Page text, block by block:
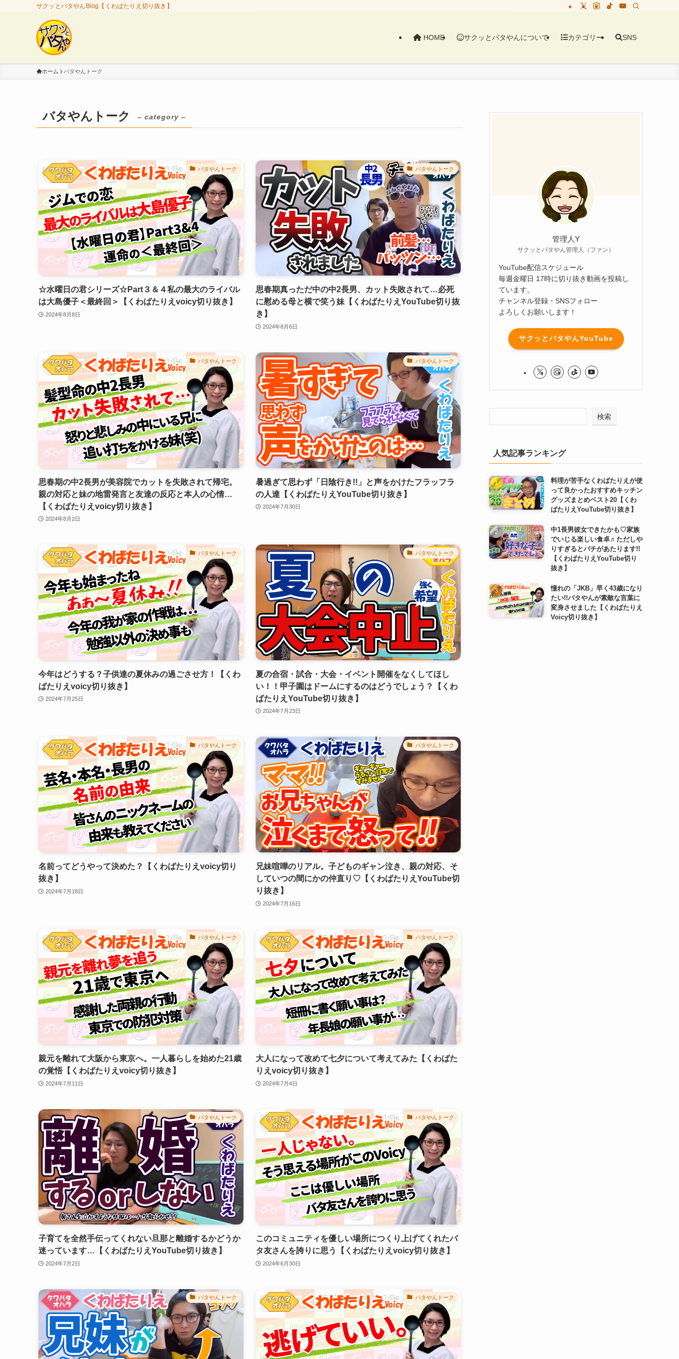
サクッとバタやんBlog【くわばたりえ切り抜き】
HOME サクッとバタやんについて カテゴリー SNS
ホーム バタやんトーク
バタやんトーク – category –
バタやんトーク
☆水曜日の君シリーズ☆Part３＆４私の最大のライバル
は大島優子＜最終回＞【くわばたりえvoicy切り抜き】
2024年8月8日
バタやんトーク
思春期真っただ中の中2長男、カット失敗されて…必死
に慰める母と横で笑う妹【くわばたりえYouTube切り抜
き】
2024年8月6日
バタやんトーク
思春期の中2長男が美容院でカットを失敗されて帰宅。
親の対応と妹の地雷発言と友達の反応と本人の心情…
【くわばたりえvoicy切り抜き】
2024年8月2日
バタやんトーク
暑過ぎて思わず「日陰行き!!」と声をかけたフラッフラ
の人達【くわばたりえYouTube切り抜き】
2024年7月30日
バタやんトーク
今年はどうする？子供達の夏休みの過ごさせ方！【くわ
ばたりえvoicy切り抜き】
2024年7月25日
バタやんトーク
夏の合宿・試合・大会・イベント開催をなくしてほし
い！！甲子園はドームにするのはどうでしょう？【くわ
ばたりえYouTube切り抜き】
2024年7月23日
バタやんトーク
名前ってどうやって決めた？【くわばたりえvoicy切り
抜き】
2024年7月18日
バタやんトーク
兄妹喧嘩のリアル。子どものギャン泣き、親の対応、そ
していつの間にかの仲直り♡【くわばたりえYouTube切
り抜き】
2024年7月16日
バタやんトーク
親元を離れて大阪から東京へ。一人暮らしを始めた21歳
の覚悟【くわばたりえvoicy切り抜き】
2024年7月11日
バタやんトーク
大人になって改めて七夕について考えてみた【くわばた
りえvoicy切り抜き】
2024年7月4日
バタやんトーク
子育てを全然手伝ってくれない旦那と離婚するかどうか
迷っています…【くわばたりえYouTube切り抜き】
2024年7月2日
バタやんトーク
このコミュニティを優しい場所につくり上げてくれたバ
タ友さんを誇りに思う【くわばたりえvoicy切り抜き】
2024年6月30日
バタやんトーク バタやんトーク
管理人Y
サクッとバタやん管理人（ファン）
YouTube配信スケジュール
毎週金曜日 17時に切り抜き動画を投稿し
ています。
チャンネル登録・SNSフォロー
よろしくお願いします！
サクッとバタやんYouTube
検索
人気記事ランキング
料理が苦手なくわばたりえが使
って良かったおすすめキッチン
グッズまとめベスト20【くわ
ばたりえYouTube切り抜き】
中1長男彼女できたかも♡家族
でいじる楽しい食卓♬ただしや
りすぎるとバチがあたります!!
【くわばたりえYouTube切り
抜き】
憧れの「JKB」早く43歳になり
たい!!バタやんが素敵な言葉に
変身させました【くわばたりえ
Voicy切り抜き】